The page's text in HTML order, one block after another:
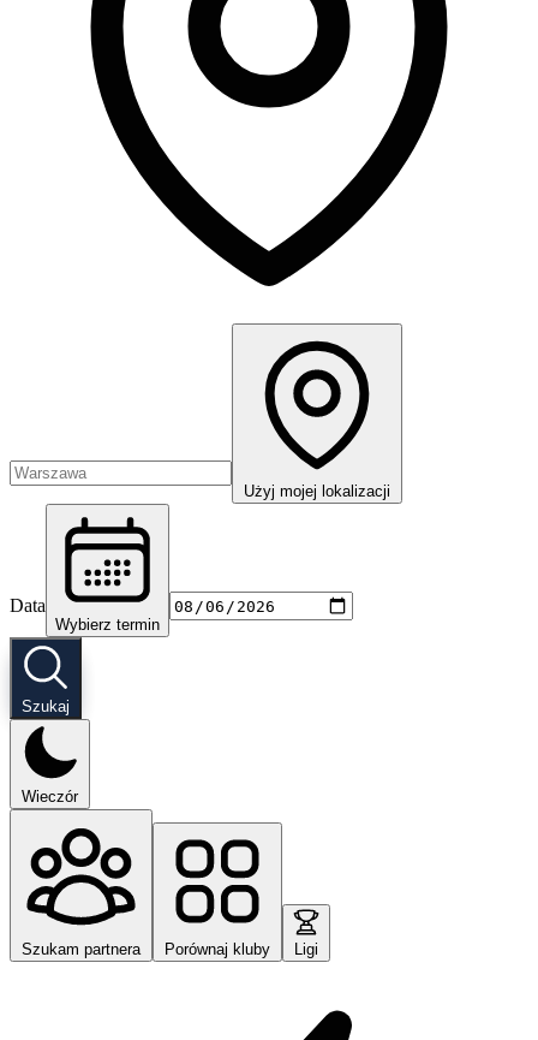
Użyj mojej lokalizacji
Data
Wybierz termin
Szukaj
Wieczór
Szukam partnera Porównaj kluby Ligi